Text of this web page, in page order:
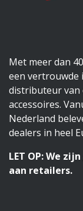
Met meer dan
een vertrouwde
distributeur
accessoires.
Nederland
dealers in heel
LET OP: We
aan retailers.